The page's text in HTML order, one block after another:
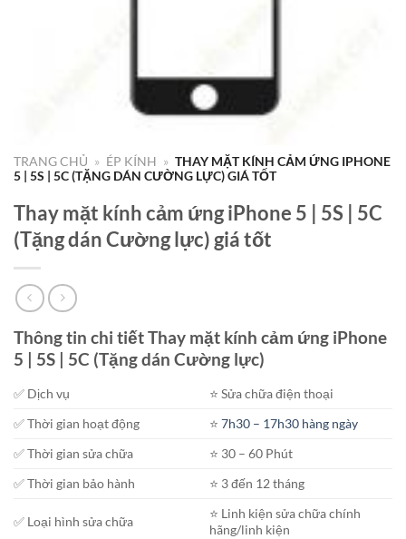
TRANG CHỦ » ÉP KÍNH » THAY MẶT KÍNH CẢM ỨNG IPHONE
5 | 5S | 5C (TẶNG DÁN CƯỜNG LỰC) GIÁ TỐT
Thay mặt kính cảm ứng iPhone 5 | 5S | 5C
(Tặng dán Cường lực) giá tốt
Thông tin chi tiết Thay mặt kính cảm ứng iPhone
5 | 5S | 5C (Tặng dán Cường lực)
✅ Dịch vụ
⭐️ Sửa chữa điện thoại
✅ Thời gian hoạt động
⭐️7h30 – 17h30 hàng ngày
✅ Thời gian sửa chữa
⭐️ 30 – 60 Phút
✅ Thời gian bảo hành
⭐️ 3 đến 12 tháng
✅ Loại hình sửa chữa
⭐️ Linh kiện sửa chữa chính
hãng/linh kiện